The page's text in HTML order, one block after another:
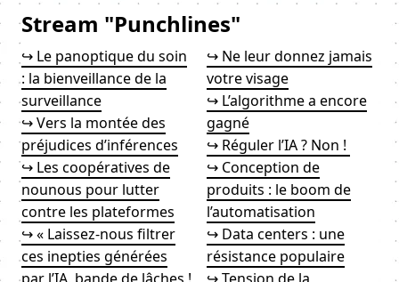
Stream "Punchlines"
↪ Le panoptique du soin
: la bienveillance de la
surveillance
↪ Vers la montée des
préjudices d’inférences
↪ Les coopératives de
nounous pour lutter
contre les plateformes
↪ « Laissez-nous filtrer
ces inepties générées
↪ Ne leur donnez jamais
votre visage
↪ L’algorithme a encore
gagné
↪ Réguler l’IA ? Non !
↪ Conception de
produits : le boom de
l’automatisation
↪ Data centers : une
résistance populaire